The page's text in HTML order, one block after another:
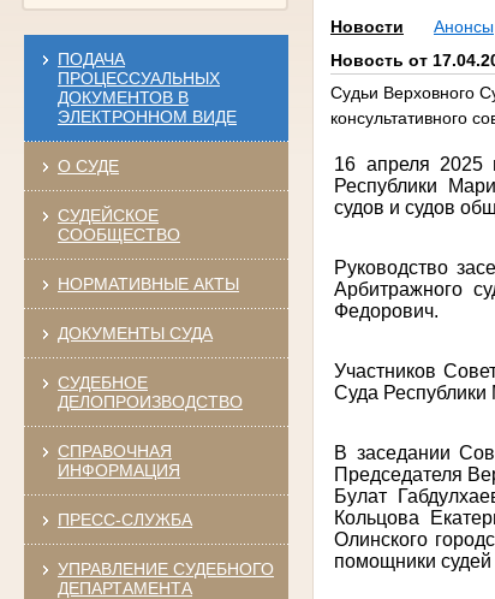
ПОДАЧА
ПРОЦЕССУАЛЬНЫХ
ДОКУМЕНТОВ В
ЭЛЕКТРОННОМ ВИДЕ
О СУДЕ
СУДЕЙСКОЕ
СООБЩЕСТВО
НОРМАТИВНЫЕ АКТЫ
ДОКУМЕНТЫ СУДА
СУДЕБНОЕ
ДЕЛОПРОИЗВОДСТВО
СПРАВОЧНАЯ
ИНФОРМАЦИЯ
ПРЕСС-СЛУЖБА
УПРАВЛЕНИЕ СУДЕБНОГО
ДЕПАРТАМЕНТА
Новости Анонсы
Новость от
Судьи Верховного
консультативного
16 апреля 2025
Республики
судов и судов
Руководство
Арбитражного
Федорович.
Участников
Суда
В заседании
Председателя
Булат
Кольцова
Олинского
помощники